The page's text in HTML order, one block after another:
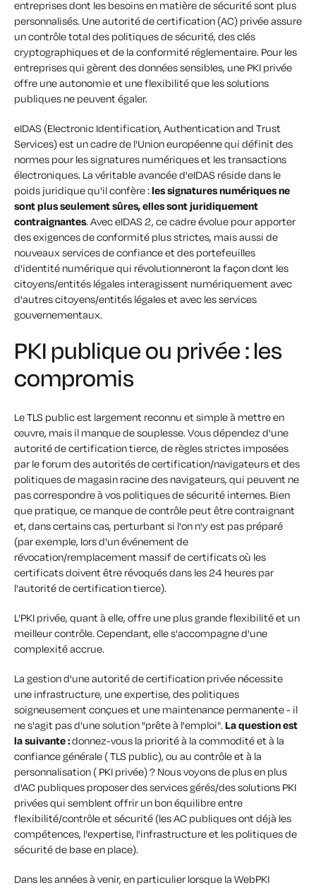
entreprises dont les besoins en matière de sécurité sont plus
personnalisés. Une autorité de certification (AC) privée assure
un contrôle total des politiques de sécurité, des clés
cryptographiques et de la conformité réglementaire. Pour les
entreprises qui gèrent des données sensibles, une PKI privée
offre une autonomie et une flexibilité que les solutions
publiques ne peuvent égaler.
eIDAS (Electronic Identification, Authentication and Trust
Services) est un cadre de l'Union européenne qui définit des
normes pour les signatures numériques et les transactions
électroniques. La véritable avancée d'eIDAS réside dans le
poids juridique qu'il confère :les signatures numériques ne
sont plus seulement sûres, elles sont juridiquement
contraignantes. Avec eIDAS 2, ce cadre évolue pour apporter
des exigences de conformité plus strictes, mais aussi de
nouveaux services de confiance et des portefeuilles
d'identité numérique qui révolutionneront la façon dont les
citoyens/entités légales interagissent numériquement avec
d'autres citoyens/entités légales et avec les services
gouvernementaux.
PKI publique ou privée : les
compromis
Le TLS public est largement reconnu et simple à mettre en
œuvre, mais il manque de souplesse. Vous dépendez d'une
autorité de certification tierce, de règles strictes imposées
par le forum des autorités de certification/navigateurs et des
politiques de magasin racine des navigateurs, qui peuvent ne
pas correspondre à vos politiques de sécurité internes. Bien
que pratique, ce manque de contrôle peut être contraignant
et, dans certains cas, perturbant si l'on n'y est pas préparé
(par exemple, lors d'un événement de
révocation/remplacement massif de certificats où les
certificats doivent être révoqués dans les 24 heures par
l'autorité de certification tierce).
L'PKI privée, quant à elle, offre une plus grande flexibilité et un
meilleur contrôle. Cependant, elle s'accompagne d'une
complexité accrue.
La gestion d'une autorité de certification privée nécessite
une infrastructure, une expertise, des politiques
soigneusement conçues et une maintenance permanente - il
ne s'agit pas d'une solution "prête à l'emploi".La question est
la suivante :donnez-vous la priorité à la commodité et à la
confiance générale ( TLS public), ou au contrôle et à la
personnalisation ( PKI privée) ? Nous voyons de plus en plus
d'AC publiques proposer des services gérés/des solutions PKI
privées qui semblent offrir un bon équilibre entre
flexibilité/contrôle et sécurité (les AC publiques ont déjà les
compétences, l'expertise, l'infrastructure et les politiques de
sécurité de base en place).
Dans les années à venir, en particulier lorsque la WebPKI